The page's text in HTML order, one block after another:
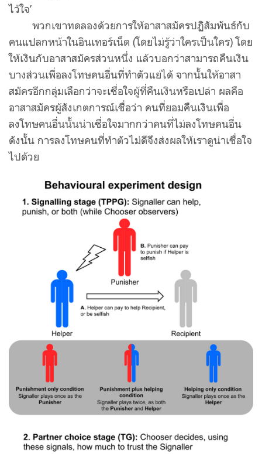
ไว้ใจ’
พวกเขาทดลองด้วยการให้อาสาสมัครปฏิสัมพันธ์กับ
คนแปลกหน้าในอินเทอร์เน็ต (โดยไม่รู้ว่าใครเป็นใคร)โดย
ให้เงินกับอาสาสมัครส่วนหนึ่ง แล้วบอกว่าสามารถคืนเงิน
บางส่วนเพื่อลงโทษคนอื่นที่ทำตัวแย่ได้ จากนั้นให้อาสา
สมัครอีกกลุ่มเลือกว่าจะเชื่อใจผู้ที่คืนเงินหรือเปล่า ผลคือ
อาสาสมัครผู้สังเกตการณ์เชื่อว่า คนที่ยอมคืนเงินเพื่อ
ลงโทษคนอื่นนั้นน่าเชื่อใจมากกว่าคนที่ไม่ลงโทษคนอื่น
ดังนั้น การลงโทษคนที่ทำตัวไม่ดีจึงส่งผลให้เราดูน่าเชื่อใจ
ไปด้วย